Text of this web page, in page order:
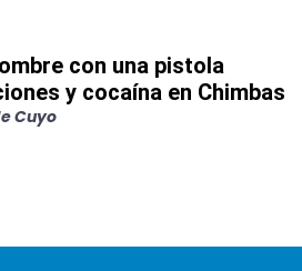
con una pistola
y cocaína en Chimbas
Cuyo